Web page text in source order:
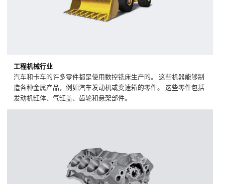
工程机械行业
汽车和卡车的许多零件都是使用数控铣床生产的。 这些机器能够制
造各种金属产品，例如汽车发动机或变速箱的零件。 这些零件包括
发动机缸体、气缸盖、齿轮和悬架部件。